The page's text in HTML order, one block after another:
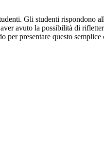
Gli studenti rispondono
avuto la possibilità di
presentare questo